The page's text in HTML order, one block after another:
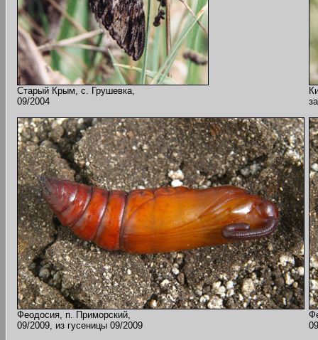
Старый Крым, с. Грушевка,
09/2004
Феодосия, п. Приморский,
09/2009, из гусеницы 09/2009